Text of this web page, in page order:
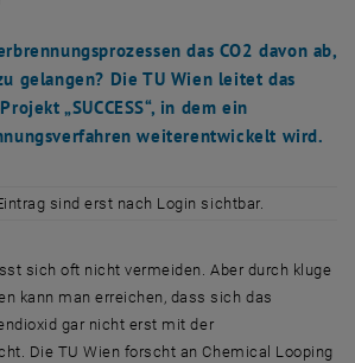
das CO2 davon ab,
gelangen? Die TU Wien leitet das
„SUCCESS“, in dem ein
weiterentwickelt wird.
sind erst nach Login sichtbar.
sich oft nicht vermeiden. Aber durch kluge
kann man erreichen, dass sich das
gar nicht erst mit der
Die TU Wien forscht an Chemical Looping